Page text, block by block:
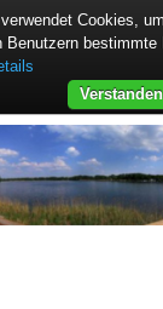
Cookies,
Benutzern
Verstanden